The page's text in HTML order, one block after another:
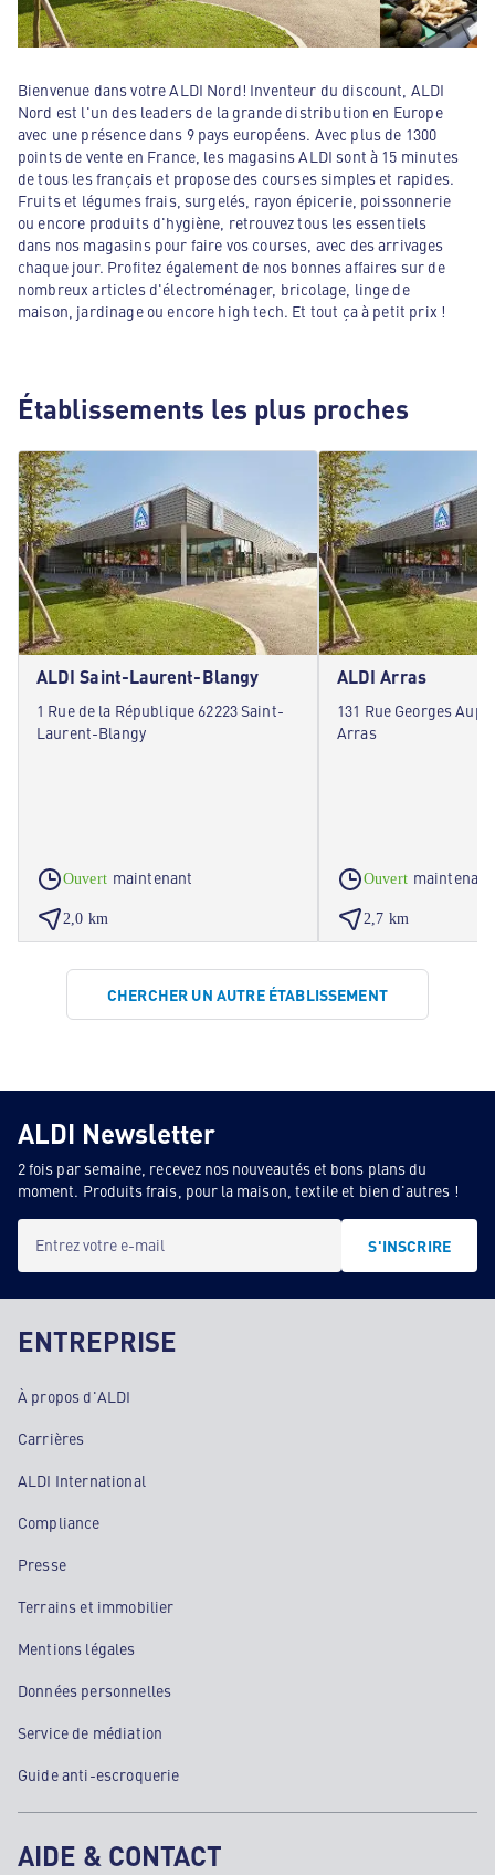
Bienvenue dans votre ALDI Nord! Inventeur du discount, ALDI
Nord est l'un des leaders de la grande distribution en Europe
avec une présence dans 9 pays européens. Avec plus de 1300
points de vente en France, les magasins ALDI sont à 15 minutes
de tous les français et propose des courses simples et rapides.
Fruits et légumes frais, surgelés, rayon épicerie, poissonnerie
ou encore produits d'hygiène, retrouvez tous les essentiels
dans nos magasins pour faire vos courses, avec des arrivages
chaque jour. Profitez également de nos bonnes affaires sur de
nombreux articles d'électroménager, bricolage, linge de
maison, jardinage ou encore high tech. Et tout ça à petit prix !
Établissements les plus proches
ALDI Saint-Laurent-Blangy
1 Rue de la République 62223 Saint-
Laurent-Blangy
Ouvert maintenant
2,0 km
ALDI Arras
131 Rue Georges
Arras
Ouvert maintenant
2,7 km
CHERCHER UN AUTRE ÉTABLISSEMENT
ALDI Newsletter
2 fois par semaine, recevez nos nouveautés et bons plans du
moment. Produits frais, pour la maison, textile et bien d'autres !
Entrez votre e-mail S'INSCRIRE
ENTREPRISE
À propos d'ALDI
Carrières
ALDI International
Compliance
Presse
Terrains et immobilier
Mentions légales
Données personnelles
Service de médiation
Guide anti-escroquerie
AIDE & CONTACT